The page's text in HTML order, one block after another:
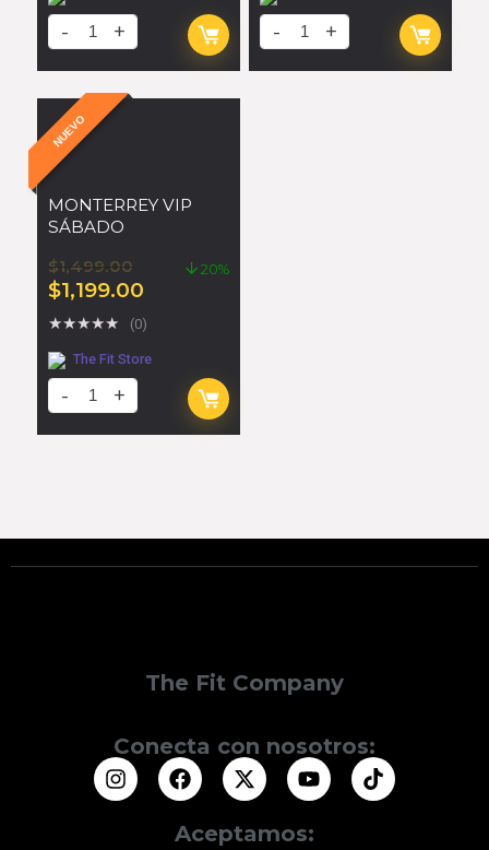
NUEVO
MONTERREY VIP
SÁBADO
$1,499.00
$1,199.00
20%
★★★★★ (0)
The Fit Store
The Fit Company
Conecta con nosotros:
Aceptamos: